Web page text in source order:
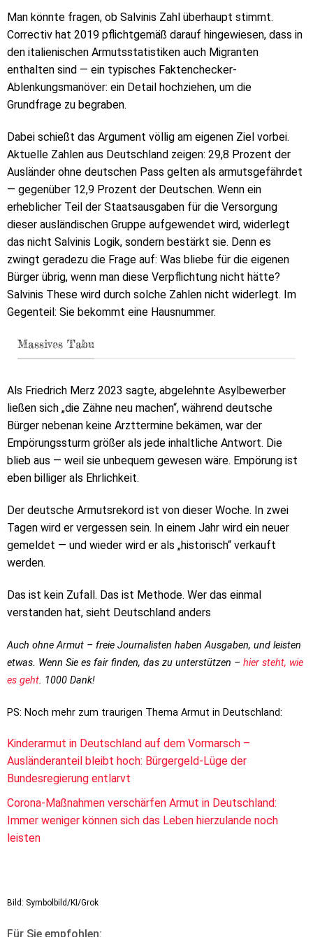
Man könnte fragen, ob Salvinis Zahl überhaupt stimmt.
Correctiv hat 2019 pflichtgemäß darauf hingewiesen, dass in
den italienischen Armutsstatistiken auch Migranten
enthalten sind — ein typisches Faktenchecker-
Ablenkungsmanöver: ein Detail hochziehen, um die
Grundfrage zu begraben.
Dabei schießt das Argument völlig am eigenen Ziel vorbei.
Aktuelle Zahlen aus Deutschland zeigen: 29,8 Prozent der
Ausländer ohne deutschen Pass gelten als armutsgefährdet
— gegenüber 12,9 Prozent der Deutschen. Wenn ein
erheblicher Teil der Staatsausgaben für die Versorgung
dieser ausländischen Gruppe aufgewendet wird, widerlegt
das nicht Salvinis Logik, sondern bestärkt sie. Denn es
zwingt geradezu die Frage auf: Was bliebe für die eigenen
Bürger übrig, wenn man diese Verpflichtung nicht hätte?
Salvinis These wird durch solche Zahlen nicht widerlegt. Im
Gegenteil: Sie bekommt eine Hausnummer.
Massives Tabu
Als Friedrich Merz 2023 sagte, abgelehnte Asylbewerber
ließen sich „die Zähne neu machen“, während deutsche
Bürger nebenan keine Arzttermine bekämen, war der
Empörungssturm größer als jede inhaltliche Antwort. Die
blieb aus — weil sie unbequem gewesen wäre. Empörung ist
eben billiger als Ehrlichkeit.
Der deutsche Armutsrekord ist von dieser Woche. In zwei
Tagen wird er vergessen sein. In einem Jahr wird ein neuer
gemeldet — und wieder wird er als „historisch“ verkauft
werden.
Das ist kein Zufall. Das ist Methode. Wer das einmal
verstanden hat, sieht Deutschland anders
Auch ohne Armut – freie Journalisten haben Ausgaben, und leisten
etwas. Wenn Sie es fair finden, das zu unterstützen – hier steht, wie
es geht. 1000 Dank!
PS: Noch mehr zum traurigen Thema Armut in Deutschland:
Kinderarmut in Deutschland auf dem Vormarsch –
Ausländeranteil bleibt hoch: Bürgergeld-Lüge der
Bundesregierung entlarvt
Corona-Maßnahmen verschärfen Armut in Deutschland:
Immer weniger können sich das Leben hierzulande noch
leisten
Bild: Symbolbild/KI/Grok
Für Sie empfohlen: